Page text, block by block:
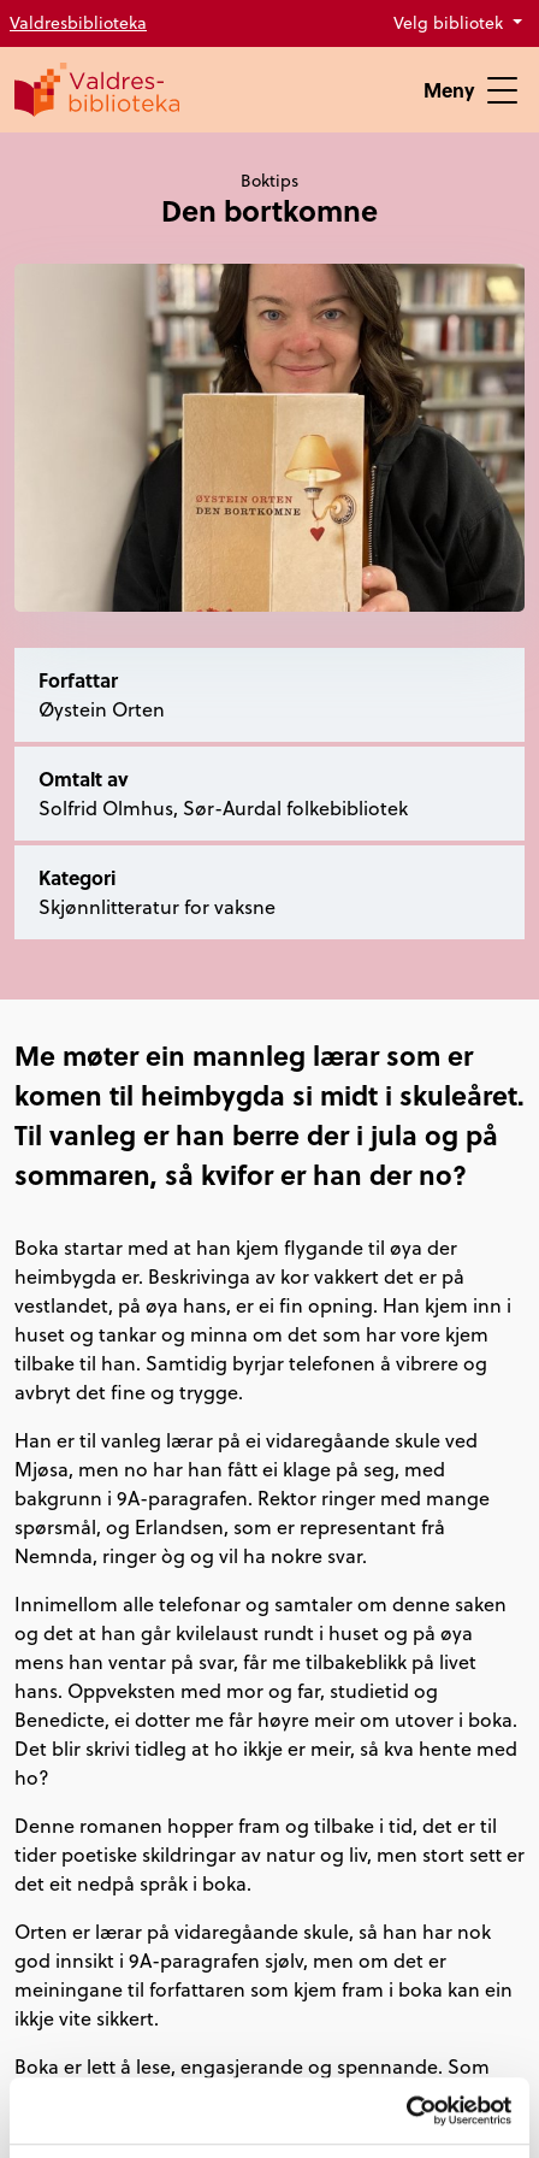
Valdresbiblioteka Velg bibliotek
Meny
Boktips
Den bortkomne
Forfattar
Øystein Orten
Omtalt av
Solfrid Olmhus, Sør-Aurdal folkebibliotek
Kategori
Skjønnlitteratur for vaksne
Me møter ein mannleg lærar som er
komen til heimbygda si midt i skuleåret.
Til vanleg er han berre der i jula og på
sommaren, så kvifor er han der no?
Boka startar med at han kjem flygande til øya der
heimbygda er. Beskrivinga av kor vakkert det er på
vestlandet, på øya hans, er ei fin opning. Han kjem inn i
huset og tankar og minna om det som har vore kjem
tilbake til han. Samtidig byrjar telefonen å vibrere og
avbryt det fine og trygge.
Han er til vanleg lærar på ei vidaregåande skule ved
Mjøsa, men no har han fått ei klage på seg, med
bakgrunn i 9A-paragrafen. Rektor ringer med mange
spørsmål, og Erlandsen, som er representant frå
Nemnda, ringer òg og vil ha nokre svar.
Innimellom alle telefonar og samtaler om denne saken
og det at han går kvilelaust rundt i huset og på øya
mens han ventar på svar, får me tilbakeblikk på livet
hans. Oppveksten med mor og far, studietid og
Benedicte, ei dotter me får høyre meir om utover i boka.
Det blir skrivi tidleg at ho ikkje er meir, så kva hente med
ho?
Denne romanen hopper fram og tilbake i tid, det er til
tider poetiske skildringar av natur og liv, men stort sett er
det eit nedpå språk i boka.
Orten er lærar på vidaregåande skule, så han har nok
god innsikt i 9A-paragrafen sjølv, men om det er
meiningane til forfattaren som kjem fram i boka kan ein
ikkje vite sikkert.
Boka er lett å lese, engasjerande og spennande. Som
lesar vil eg finne ut av kven Benedicte er, kva som
skjedde med ho og korleis denne 9A-saka mot